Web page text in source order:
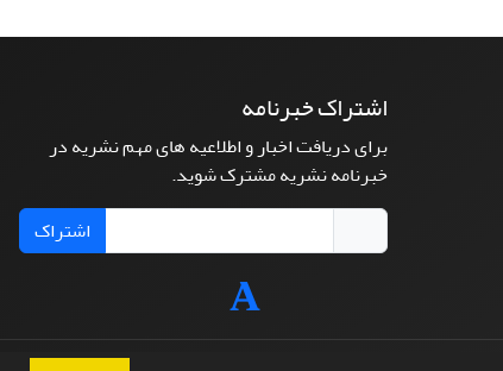
اشتراک خبرنامه
برای دریافت اخبار و اطلاعیه های مهم نشریه در
خبرنامه نشریه مشترک شوید.
اشتراک